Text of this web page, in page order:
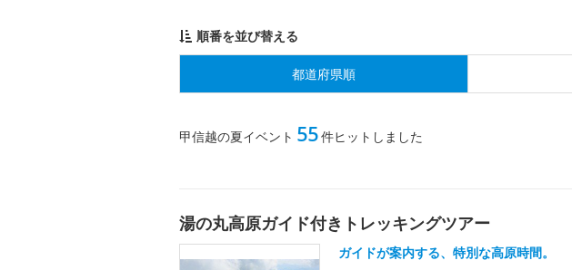
順番を並び替える
都道府県順
甲信越の夏イベント 55件ヒットしました
湯の丸高原ガイド付きトレッキングツアー
ガイドが案内する、特別な高原時間。